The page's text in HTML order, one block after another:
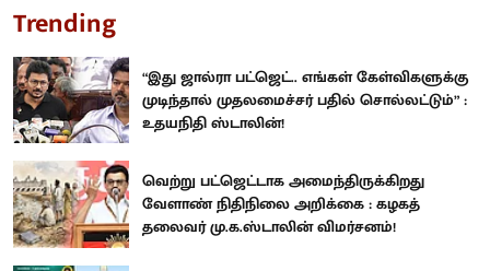
Trending
“இது ஜால்ரா பட்ஜெட்.. எங்கள் கேள்விகளுக்கு
முடிந்தால் முதலமைச்சர் பதில் சொல்லட்டும்” :
உதயநிதி ஸ்டாலின்!
வெற்று பட்ஜெட்டாக அமைந்திருக்கிறது
வேளாண் நிதிநிலை அறிக்கை : கழகத்
தலைவர் மு.க.ஸ்டாலின் விமர்சனம்!